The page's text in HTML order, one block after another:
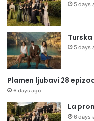
5 days
5 days
Plamen ljubavi 28
6 days ago
La
6 days